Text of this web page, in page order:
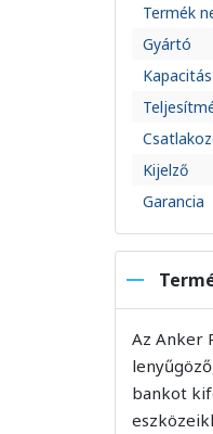
Termék
Gyártó
Kapacitás
Kijelző
Garancia
Az Anker
bankot